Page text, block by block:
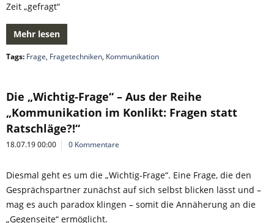
Zeit „gefragt“
Mehr lesen
Tags: Frage, Fragetechniken, Kommunikation
Die „Wichtig-Frage“ – Aus der Reihe
„Kommunikation im Konlikt: Fragen statt
Ratschläge?!“
18.07.19 00:00 0 Kommentare
Diesmal geht es um die „Wichtig-Frage“. Eine Frage, die den
Gesprächspartner zunächst auf sich selbst blicken lässt und –
mag es auch paradox klingen – somit die Annäherung an die
„Gegenseite“ ermöglicht.